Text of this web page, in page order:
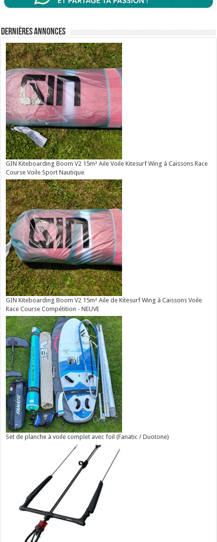
Dernières annonces
GIN Kiteboarding Boom V2 15m² Aile Voile Kitesurf Wing à Caissons Race
Course Voile Sport Nautique
GIN Kiteboarding Boom V2 15m² Aile de Kitesurf Wing à Caissons Voile
Race Course Compétition - NEUVE
Set de planche à voile complet avec foil (Fanatic / Duotone)